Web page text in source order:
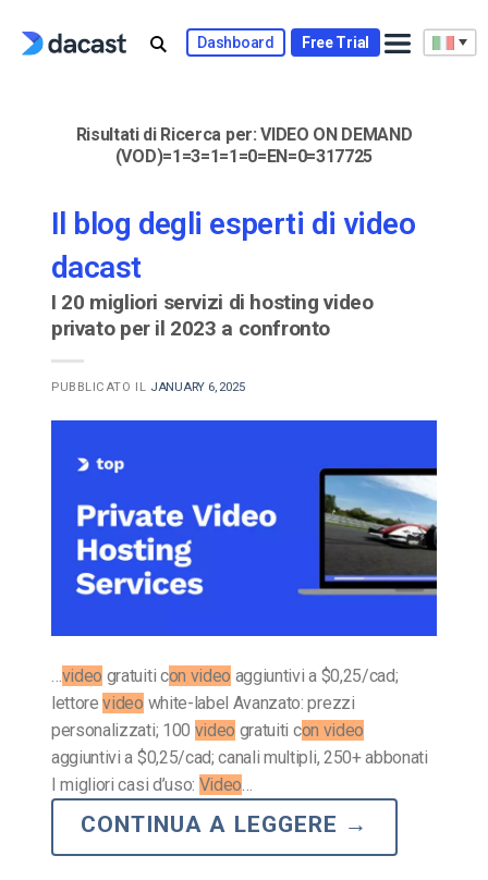
Dashboard Free Trial
Risultati di Ricerca per:VIDEO ON DEMAND
(VOD)=1=3=1=1=0=EN=0=317725
Il blog degli esperti di video
dacast
I 20 migliori servizi di hosting video
privato per il 2023 a confronto
PUBBLICATO IL JANUARY 6, 2025
…video gratuiti con video aggiuntivi a $0,25/cad;
lettorevideo white-label Avanzato: prezzi
personalizzati; 100 video gratuiti con video
aggiuntivi a $0,25/cad; canali multipli, 250+ abbonati
I migliori casi d’uso: Video…
CONTINUA A LEGGERE →